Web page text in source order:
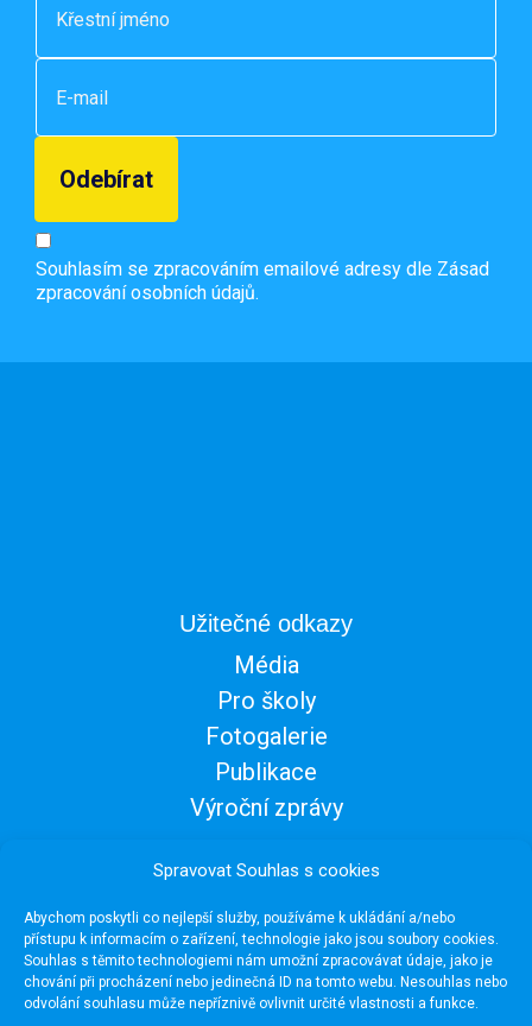
Spravovat Souhlas s cookies
Abychom poskytli co nejlepší služby, používáme k ukládání a/nebo
přístupu k informacím o zařízení, technologie jako jsou soubory cookies.
Souhlas s těmito technologiemi nám umožní zpracovávat údaje, jako je
chování při procházení nebo jedinečná ID na tomto webu. Nesouhlas nebo
odvolání souhlasu může nepříznivě ovlivnit určité vlastnosti a funkce.
Souhlasím se zpracováním emailové adresy dle Zásad
zpracování osobních údajů.
Užitečné odkazy
Média
Pro školy
Fotogalerie
Publikace
Výroční zprávy